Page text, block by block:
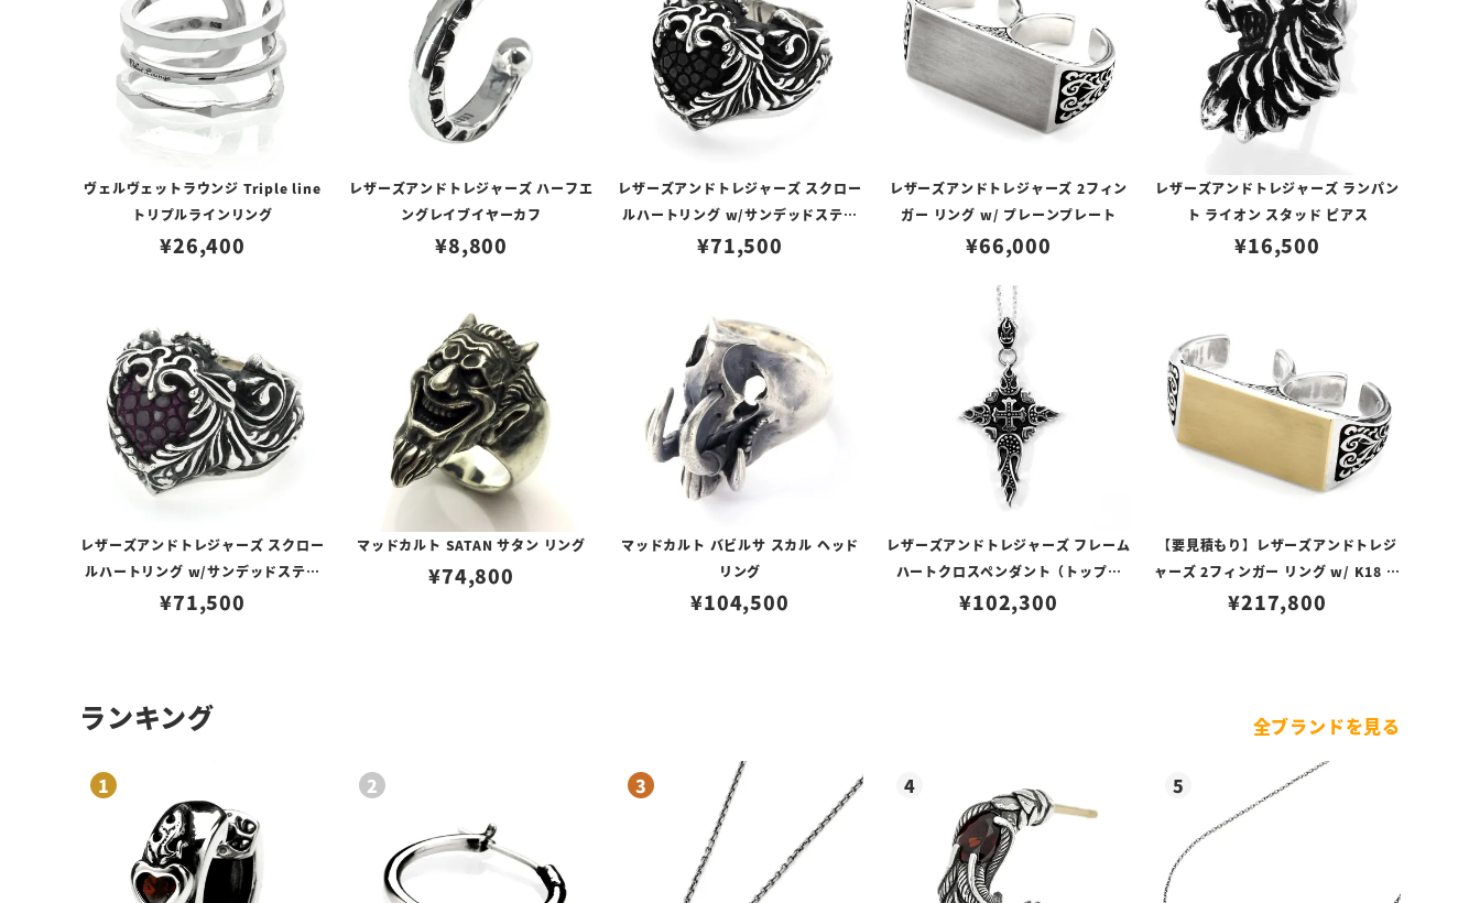
ヴェルヴェットラウンジ Triple line
トリプルラインリング
¥26,400
レザーズアンドトレジャーズ ハーフエ
ングレイブイヤーカフ
¥8,800
レザーズアンドトレジャーズ スクロー
ルハートリング w/サンデッドスティ
ングレイ（ブラック）
¥71,500
レザーズアンドトレジャーズ 2フィン
ガー リング w/ プレーンプレート
¥66,000
レザーズアンドトレジャーズ ランパン
ト ライオン スタッド ピアス
¥16,500
レザーズアンドトレジャーズ スクロー
ルハートリング w/サンデッドスティ
ングレイ（パープル）
¥71,500
マッドカルト SATAN サタン リング
¥74,800
マッドカルト バビルサ スカル ヘッド
リング
¥104,500
レザーズアンドトレジャーズ フレーム
ハートクロスペンダント（トップの
み）
¥102,300
【要見積もり】レザーズアンドトレジ
ャーズ 2フィンガー リング w/ K18 プ
レーンプレート
¥217,800
ランキング 全ブランドを見る